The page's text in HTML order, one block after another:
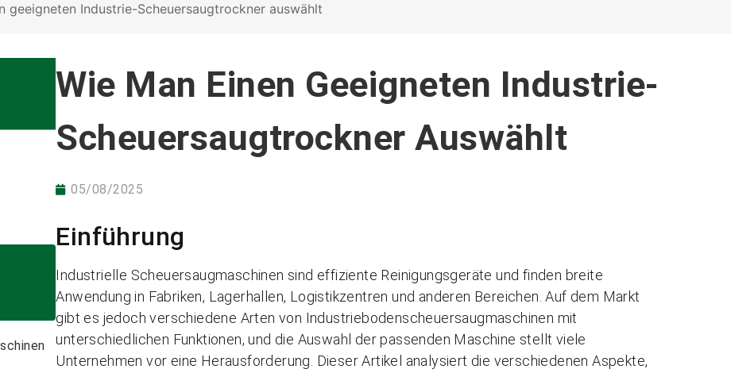
geeigneten Industrie-Scheuersaugtrockner auswählt
Wie Man Einen Geeigneten Industrie-
Scheuersaugtrockner Auswählt
05/08/2025
Einführung
Industrielle Scheuersaugmaschinen sind effiziente Reinigungsgeräte und finden breite
Anwendung in Fabriken, Lagerhallen, Logistikzentren und anderen Bereichen. Auf dem Markt
gibt es jedoch verschiedene Arten von Industriebodenscheuersaugmaschinen mit
unterschiedlichen Funktionen, und die Auswahl der passenden Maschine stellt viele
Unternehmen vor eine Herausforderung. Dieser Artikel analysiert die verschiedenen Aspekte,